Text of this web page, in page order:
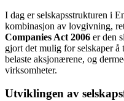
I dag er selskapsstrukturen i
kombinasjon av lovgivning,
Companies Act 2006 er den
gjort det mulig for selskaper å
belaste aksjonærene, og
virksomheter.
Utviklingen av